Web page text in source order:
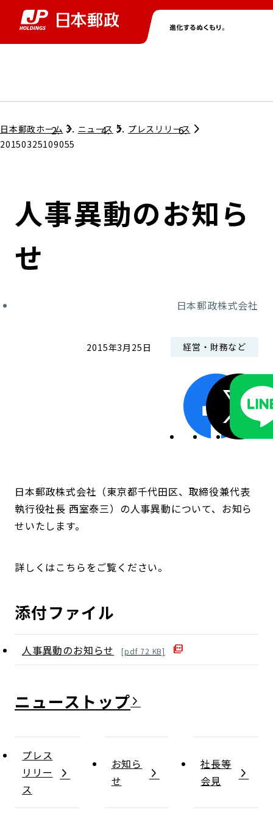
グループ情報トップ
コンプライアンス
ガバナンス
株主・投資家情報トップ
個人投資家のみなさまへ
株式情報
ニューストップ
サステナビリティトップ
担当役員メッセージ
サステナビリティマネジメント
採用情報トップ
日本郵政ホーム ニュース
プレスリリース
20150325109055
人事異動のお知ら
せ
日本郵政株式会社
2015年3月25日 経営・財務など
日本郵政株式会社（東京都千代田区、取締役兼代表
執行役社長 西室泰三）の人事異動について、お知ら
せいたします。
詳しくはこちらをご覧ください。
添付ファイル
人事異動のお知らせ [pdf 72 KB]
ニュース
プレス
リリー
ス
お知ら
せ
社長等
会見